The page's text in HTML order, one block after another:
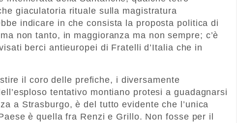
giaculatoria rituale sulla magistratura
indicare in che consista la proposta politica di
non tanto, in maggioranza ma non sempre; c’è
berci antieuropei di Fratelli d’Italia che in
il coro delle prefiche, i diversamente
tentativo montiano protesi a guadagnarsi
a Strasburgo, è del tutto evidente che l’unica
è quella fra Renzi e Grillo. Non fosse per il